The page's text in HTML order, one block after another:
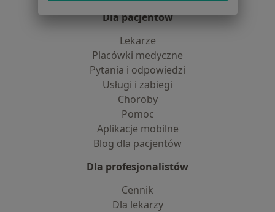
Dla pacjentów
Lekarze
Placówki medyczne
Pytania i odpowiedzi
Usługi i zabiegi
Choroby
Pomoc
Aplikacje mobilne
Blog dla pacjentów
Dla profesjonalistów
Cennik
Dla lekarzy